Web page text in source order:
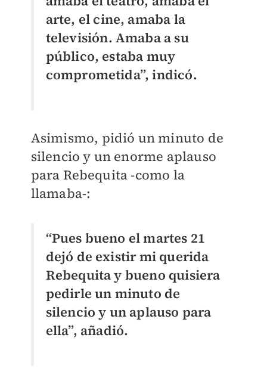
arte, el cine, amaba la
televisión. Amaba a su
público, estaba muy
comprometida”, indicó.
Asimismo, pidió un minuto de
silencio y un enorme aplauso
para Rebequita -como la
llamaba-:
“Pues bueno el martes 21
dejó de existir mi querida
Rebequita y bueno quisiera
pedirle un minuto de
silencio y un aplauso para
ella”, añadió.